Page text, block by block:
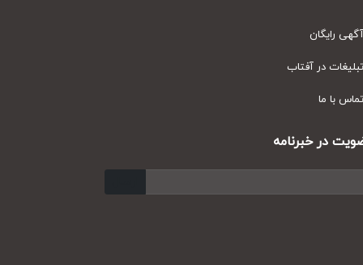
رایگان
در آفتاب
با ما
در خبرنامه